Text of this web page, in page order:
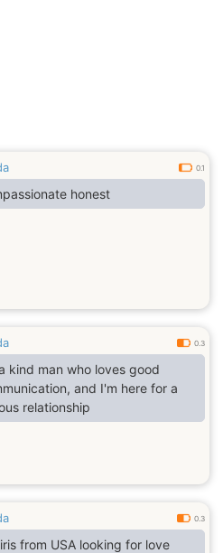
0.1
honest
0.3
kind man who loves good
and I'm here for a
relationship
0.3
from USA looking for love